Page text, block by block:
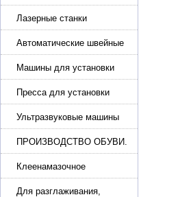
металлу
Лазерные станки
Автоматические швейные
машины с программным
управлением
Машины для установки
жемчуга, бусин, заклепок и
фурнитура
Пресса для установки
фурнитуры: блочка,
люверсы, петля
Ультразвуковые машины
для сварки
ПРОИЗВОДСТВО ОБУВИ.
Машины для изготовления
обуви
Клеенамазочное
оборудование и активаторы
клея
Для разглаживания,